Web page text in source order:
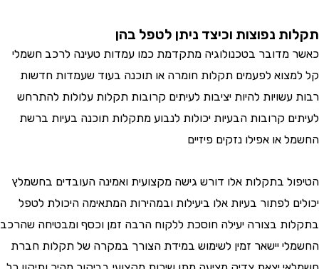
תקלות נפוצות וכיצד ניתן לטפל בהן
כאשר מדובר בטכנולוגיה מתקדמת כמו עמדות טעינה לרכב חשמלי
קל למצוא לפעמים תקלות חומרה או תוכנה בעוד שעמדות חדשות
רבות עשויות להיות יציבות לעיתים קרובות תקלות עלולות להתרחש
לעיתים קרובות הבעיות יכולות לנבוע מתקלות תוכנה בעיות ברשת
החשמל או אפילו נזקים פיזיים
הטיפול בתקלות אלו דורש גישה מקצועית ואמינה העובדים בחשמלץ
יכולים לפתור בעיות אלו ביעילות ובמהירות המתאימה היכולת לטפל
בתקלות בצורה יעילה חוסכת ללקוח הרבה זמן וכסף ומבטיחה שהרכב
החשמלי יישאר זמין לשימוש במידת הצורך במקרה של תקלות חברת